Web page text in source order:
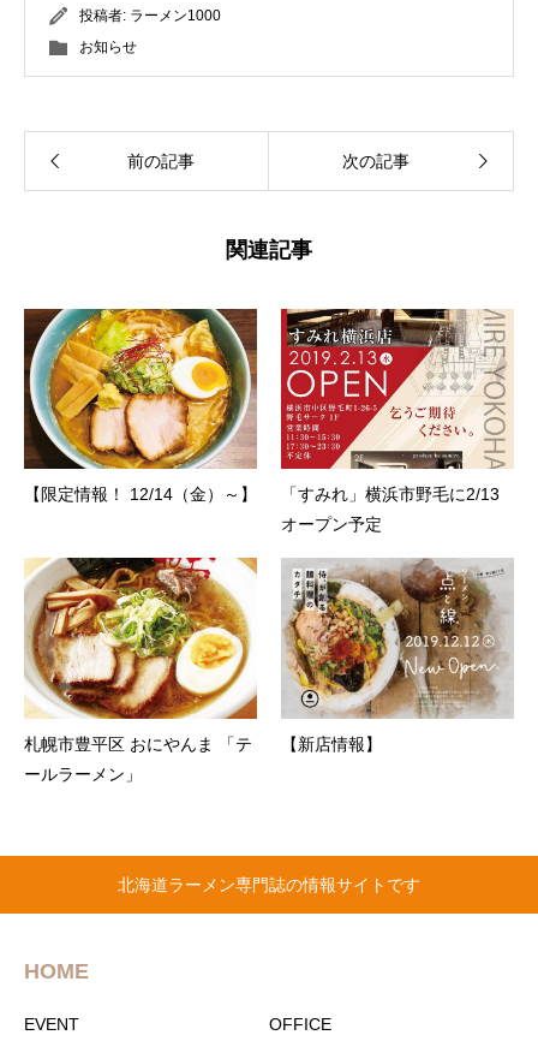
投稿者: ラーメン1000
お知らせ
前の記事 次の記事
関連記事
【限定情報！ 12/14（金）～】
「すみれ」横浜市野毛に2/13
オープン予定
札幌市豊平区 おにやんま 「テ
ールラーメン」
【新店情報】
北海道ラーメン専門誌の情報サイトです
HOME
EVENT OFFICE